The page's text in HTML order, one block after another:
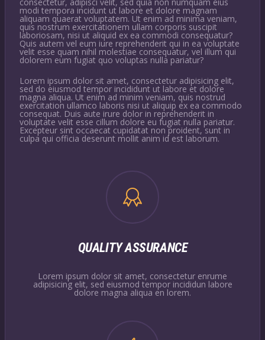
modi tempora incidunt ut labore et dolore magnam
aliquam quaerat voluptatem. Ut enim ad minima veniam,
quis nostrum exercitationem ullam corporis suscipit
laboriosam, nisi ut aliquid ex ea commodi consequatur?
Quis autem vel eum iure reprehenderit qui in ea voluptate
velit esse quam nihil molestiae consequatur, vel illum qui
dolorem eum fugiat quo voluptas nulla pariatur?
Lorem ipsum dolor sit amet, consectetur adipisicing elit,
sed do eiusmod tempor incididunt ut labore et dolore
magna aliqua. Ut enim ad minim veniam, quis nostrud
exercitation ullamco laboris nisi ut aliquip ex ea commodo
consequat. Duis aute irure dolor in reprehenderit in
voluptate velit esse cillum dolore eu fugiat nulla pariatur.
Excepteur sint occaecat cupidatat non proident, sunt in
culpa qui officia deserunt mollit anim id est laborum.
QUALITY ASSURANCE
Lorem ipsum dolor sit amet, consectetur enrume
adipisicing elit, sed eiusmod tempor incididun labore
dolore magna aliqua en lorem.